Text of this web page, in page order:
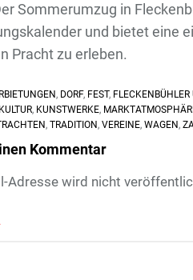
Sommerumzug in
und bietet eine
Pracht zu erleben.
, DORF, FEST, FLECKENBÜHLER
KULTUR, KUNSTWERKE,
, TRADITION, VEREINE, WAGEN,
Kommentar
Adresse wird nicht